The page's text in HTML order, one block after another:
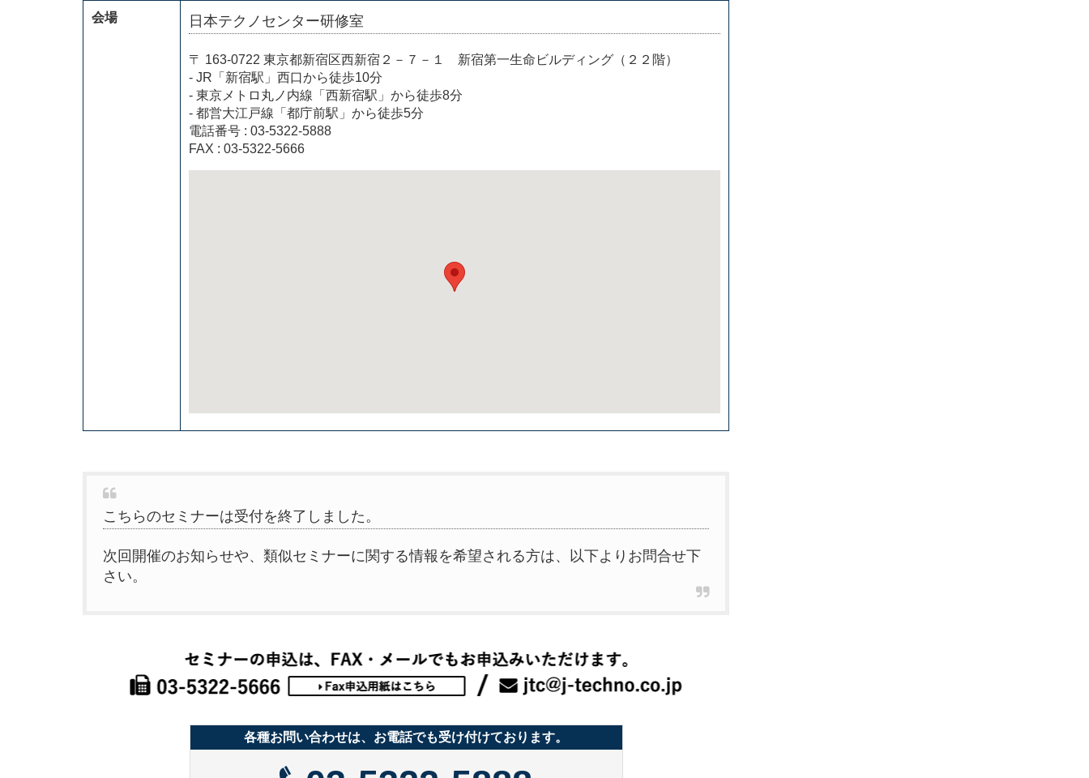
会場 日本テクノセンター研修室
〒 163-0722 東京都新宿区西新宿２－７－１ 新宿第一生命ビルディング（２２階）
- JR「新宿駅」西口から徒歩10分
- 東京メトロ丸ノ内線「西新宿駅」から徒歩8分
- 都営大江戸線「都庁前駅」から徒歩5分
電話番号 : 03-5322-5888
FAX : 03-5322-5666
こちらのセミナーは受付を終了しました。
次回開催のお知らせや、類似セミナーに関する情報を希望される方は、以下よりお問合せ下
さい。
各種お問い合わせは、お電話でも受け付けております。